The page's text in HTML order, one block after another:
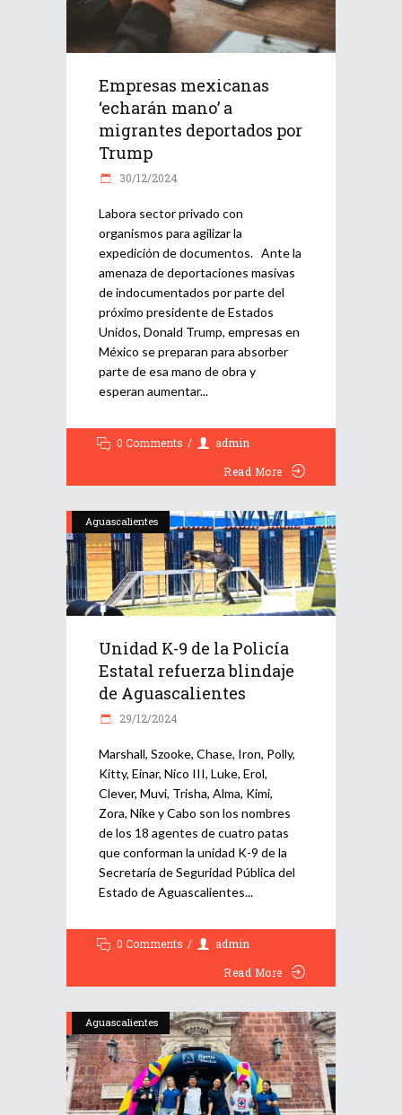
Empresas mexicanas
‘echarán mano’ a
migrantes deportados por
Trump
30/12/2024
Labora sector privado con
organismos para agilizar la
expedición de documentos. Ante la
amenaza de deportaciones masivas
de indocumentados por parte del
próximo presidente de Estados
Unidos, Donald Trump, empresas en
México se preparan para absorber
parte de esa mano de obra y
esperan aumentar
0 Comments
admin
Read More
Aguascalientes
Unidad K-9 de la Policía
Estatal refuerza blindaje
de Aguascalientes
29/12/2024
Marshall, Szooke, Chase, Iron, Polly,
Kitty, Einar, Nico III, Luke, Erol,
Clever, Muvi, Trisha, Alma, Kimi,
Zora, Nike y Cabo son los nombres
de los 18 agentes de cuatro patas
que conforman la unidad K-9 de la
Secretaría de Seguridad Pública del
Estado de Aguascalientes
0 Comments
admin
Read More
Aguascalientes